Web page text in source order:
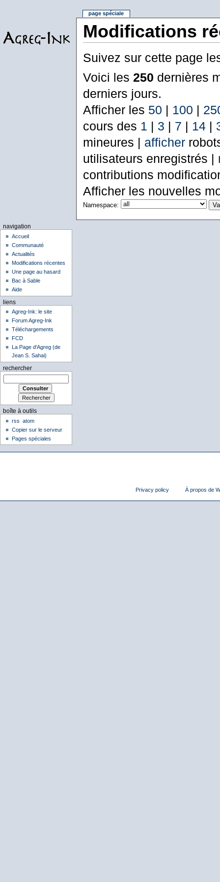
Modifications
Suivez sur cette page
Voici les 250 dernières
derniers jours.
Afficher les 50 | 100 |
cours des 1 | 3 | 7 | 14|
mineures | afficher
utilisateurs enregistrés |
contributions
Afficher les nouvelles
Namespace:
page spéciale
navigation
Accueil
Communauté
Actualités
Modifications récentes
Une page au hasard
Bac à Sable
Aide
liens
Agreg-Ink: le site
Forum Agreg-Ink
Téléchargements
FCD
La Page d'Agreg (de
Jean S. Sahai)
rechercher
boîte à outils
rss
atom
Copier sur le serveur
Pages spéciales
Privacy policy À propos de